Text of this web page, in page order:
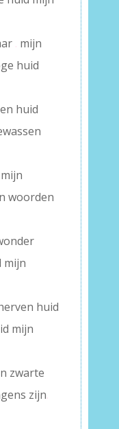
. mijn
huid
huid
woorden
mijn
huid
mijn
zwarte
zijn.